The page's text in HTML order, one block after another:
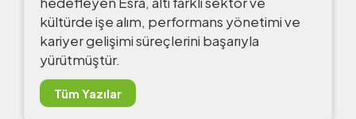
kültürde işe alım, performans yönetimi ve
kariyer gelişimi süreçlerini başarıyla
yürütmüştür.
Tüm Yazılar